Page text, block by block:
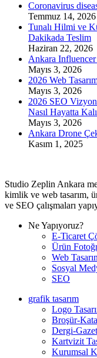
Coronavirus
Temmuz 14, 2026
Tunalı Hilmi ve
Dakikada Teslim
Haziran 22, 2026
Ankara Influencer
Mayıs 3, 2026
2026 Web
Mayıs 3, 2026
2026 SEO
Nasıl Hayatta
Mayıs 3, 2026
Ankara Drone
Kasım 1, 2025
Studio Zeplin Ankara
kimlik ve web tasarım,
ve SEO çalışmaları
Ne Yapıyoruz?
E-Ticaret
Ürün
Web
Sosyal
SEO
grafik tasarım
Logo
Broşür-
Dergi-
Kartvizit
Kurumsal